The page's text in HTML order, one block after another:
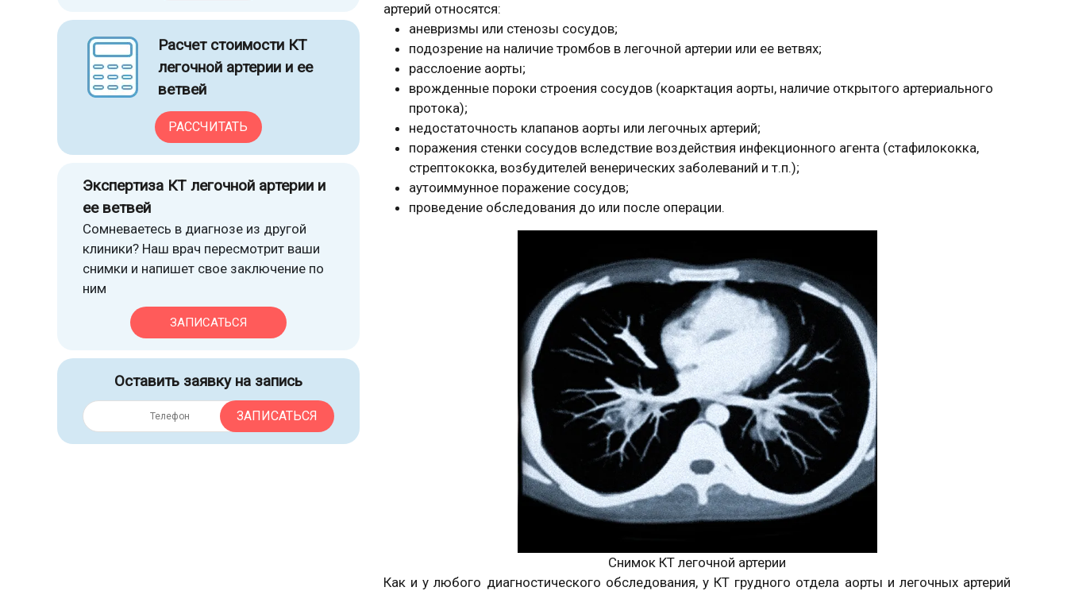
Расчет стоимости КТ
легочной артерии и ее
ветвей
РАССЧИТАТЬ
Экспертиза КТ легочной артерии и
ее ветвей
Сомневаетесь в диагнозе из другой
клиники? Наш врач пересмотрит ваши
снимки и напишет свое заключение по
ним
ЗАПИСАТЬСЯ
Оставить заявку на запись
ЗАПИСАТЬСЯ
артерий относятся:
аневризмы или стенозы сосудов;
подозрение на наличие тромбов в легочной артерии или ее ветвях;
расслоение аорты;
врожденные пороки строения сосудов (коарктация аорты, наличие открытого артериального
протока);
недостаточность клапанов аорты или легочных артерий;
поражения стенки сосудов вследствие воздействия инфекционного агента (стафилококка,
стрептококка, возбудителей венерических заболеваний и т.п.);
аутоиммунное поражение сосудов;
проведение обследования до или после операции.
Снимок КТ легочной артерии
Как и у любого диагностического обследования, у КТ грудного отдела аорты и легочных артерий